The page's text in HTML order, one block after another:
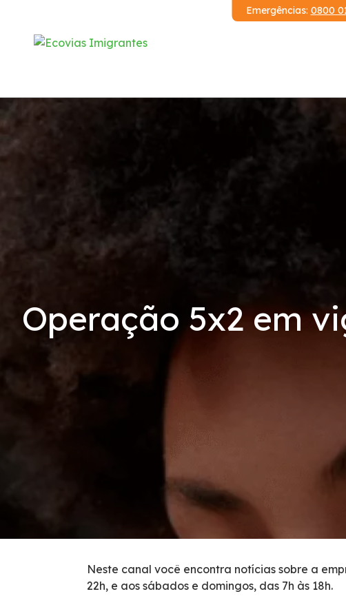
Emergências: 0800
Institucional
Código de Conduta
Serviços
Inspeção de Tráfego
Telefones de Emergência
Operação 5x2 em
Neste canal você encontra notícias sobre a
22h, e aos sábados e domingos, das 7h às 18h.